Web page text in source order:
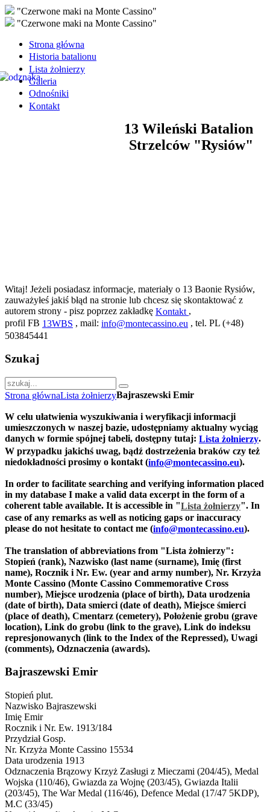
"Czerwone maki na Monte Cassino"
"Czerwone maki na Monte Cassino"
Strona główna
Historia batalionu
Lista żołnierzy
Galeria
Odnośniki
Kontakt
13 Wileński Batalion
Strzelców "Rysiów"
Witaj! Jeżeli posiadasz informacje, materiały o 13 Baonie Rysiów,
zauważyłeś jakiś błąd na stronie lub chcesz się skontaktować z
autorem strony - pisz poprzez zakładkę Kontakt ,
profil FB 13WBS , mail: info@montecassino.eu , tel. PL (+48)
503845441
Szukaj
Strona głównaLista żołnierzyBajraszewski Emir
W celu ułatwienia wyszukiwania i weryfikacji informacji
umieszczonych w naszej bazie, udostępniamy aktualny wyciąg
danych w formie spójnej tabeli, dostępny tutaj: Lista żołnierzy.
W przypadku jakichś uwag, bądź dostrzeżenia braków czy też
niedokładności prosimy o kontakt (info@montecassino.eu).
In order to facilitate searching and verifying information placed
in my database I make a valid data excerpt in the form of a
coherent table available. It is accessible in "Lista żołnierzy". In
case of any remarks as well as noticing gaps or inaccuracy
please do not hesitate to contact me (info@montecassino.eu).
The translation of abbreviations from "Lista żołnierzy":
Stopień (rank), Nazwisko (last name (surname), Imię (first
name), Rocznik i Nr. Ew. (year and army number), Nr. Krzyża
Monte Cassino (Monte Cassino Commemorative Cross
number), Miejsce urodzenia (place of birth), Data urodzenia
(date of birth), Data smierci (date of death), Miejsce śmierci
(place of death), Cmentarz (cemetery), Położenie grobu (grave
location), Link do grobu (link to the grave), Link do indeksu
represjonowanych (link to the Index of the Repressed), Uwagi
(comments), Odznaczenia (awards).
Bajraszewski Emir
Stopień plut.
Nazwisko Bajraszewski
Imię Emir
Rocznik i Nr. Ew. 1913/184
Przydział Gosp.
Nr. Krzyża Monte Cassino 15534
Data urodzenia 1913
Odznaczenia Brązowy Krzyż Zasługi z Mieczami (204/45), Medal
Wojska (110/46), Gwiazda za Wojnę (203/45), Gwiazda Italii
(203/45), The War Medal (116/46), Defence Medal (17/47 5KDP),
M.C (33/45)